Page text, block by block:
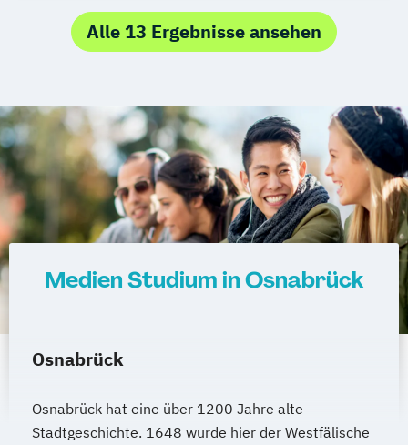
Kommunikationsmanagement
Media & Interaction Design
Studienrichtungen)
Alle 13 Ergebnisse ansehen
Medien Studium in Osnabrück
Osnabrück
Osnabrück hat eine über 1200 Jahre alte
Stadtgeschichte. 1648 wurde hier der Westfälische